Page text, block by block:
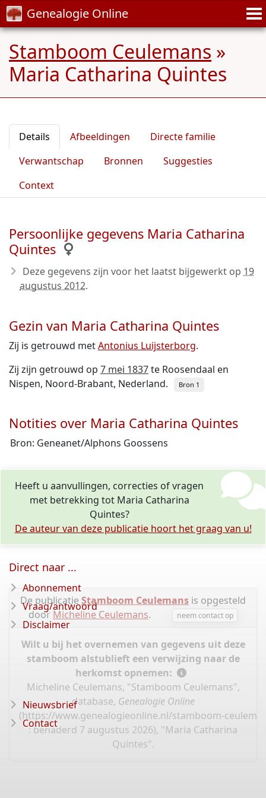
Genealogie Online
Stamboom Ceulemans »
Maria Catharina Quintes
Details Afbeeldingen
Directe familie
Verwantschap
Bronnen
Suggesties
Context
Persoonlijke gegevens Maria Catharina
Quintes
Deze gegevens zijn voor het laatst bijgewerkt op 19
augustus 2012.
Gezin van Maria Catharina Quintes
Zij is getrouwd metAntonius Luijsterborg.
Zij zijn getrouwd op 7 mei 1837te Roosendaal en
Nispen, Noord-Brabant, Nederland.
Bron 1
Notities over Maria Catharina Quintes
Bron: Geneanet/Alphons Goossens
Heeft u aanvullingen, correcties of vragen
met betrekking tot Maria Catharina
Quintes?
De auteur van deze publicatie hoort het graag van u!
De publicatie Stamboom Ceulemans is opgesteld
door Micheline Ceulemans. neem contact op
Wilt u bij het overnemen van gegevens uit deze
stamboom alstublieft een verwijzing naar de
herkomst opnemen:
Micheline Ceulemans, "Stamboom Ceulemans",
database, Genealogie Online
(https://www.genealogieonline.nl/stamboom-
: benaderd 7 augustus 2026), "Maria Catharina
Quintes".
Direct naar ...
Abonnement
Vraag/antwoord
Disclaimer
Nieuwsbrief
Contact